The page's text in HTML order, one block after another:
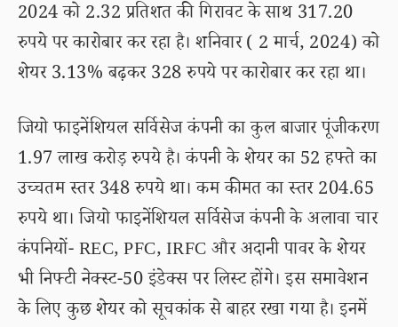
2024 को 2.32 प्रतिशत की गिरावट के साथ 317.20
रुपये पर कारोबार कर रहा है। शनिवार ( 2 मार्च, 2024) को
शेयर 3.13% बढ़कर 328 रुपये पर कारोबार कर रहा था।
जियो फाइनेंशियल सर्विसेज कंपनी का कुल बाजार पूंजीकरण
1.97 लाख करोड़ रुपये है। कंपनी के शेयर का 52 हफ्ते का
उच्चतम स्तर 348 रुपये था। कम कीमत का स्तर 204.65
रुपये था। जियो फाइनेंशियल सर्विसेज कंपनी के अलावा चार
कंपनियों- REC, PFC, IRFC और अदानी पावर के शेयर
भी निफ्टी नेक्स्ट-50 इंडेक्स पर लिस्ट होंगे। इस समावेशन
के लिए कुछ शेयर को सूचकांक से बाहर रखा गया है। इनमें